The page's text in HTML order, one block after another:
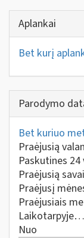
Aplankai
Bet kurį
Parodymo
Bet kuriuo
Praėjusią
Paskutines 24
Praėjusią
Praėjusį
Praėjusiais
Laikotarpyje…
Nuo